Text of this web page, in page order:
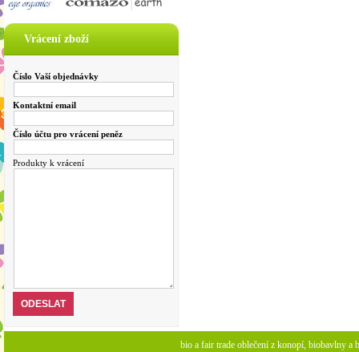
Vrácení zboží
Číslo Vaší objednávky
Kontaktní email
Číslo účtu pro vrácení peněz
Produkty k vrácení
bio a fair trade oblečení z konopí, biobavlny a